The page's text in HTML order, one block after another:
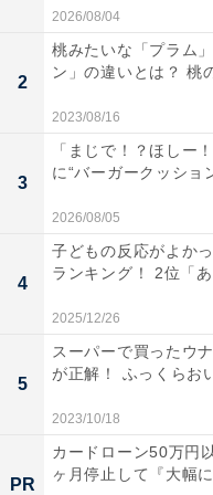
キッコーマン「大豆
4種とも、麺とソース
をゆでて、ソースとあ
いっても簡単。忙しい
いですね。
パッケージには、「鍋
2026/08/04
2
桃みたいな「プラム
ン」の違いとは？ 桃
2023/08/16
3
「まじで！？ほしー
に“バーガークッショ
2026/08/05
4
子どもの反応がよか
ランキング！ 2位「
2025/12/26
5
スーパーで買ったウ
が正解！ ふっくらお
2023/10/18
PR
カードローン50万円
ヶ月停止して『大幅